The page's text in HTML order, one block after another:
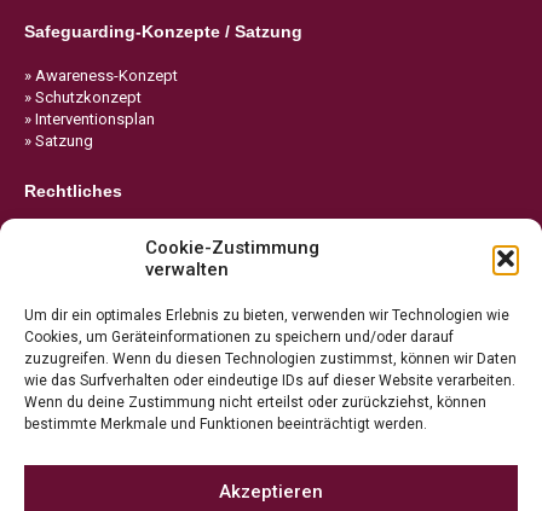
Cookie-Zustimmung
verwalten
Um dir ein optimales Erlebnis zu bieten, verwenden wir Technologien wie
Cookies, um Geräteinformationen zu speichern und/oder darauf
zuzugreifen. Wenn du diesen Technologien zustimmst, können wir Daten
wie das Surfverhalten oder eindeutige IDs auf dieser Website verarbeiten.
Wenn du deine Zustimmung nicht erteilst oder zurückziehst, können
bestimmte Merkmale und Funktionen beeinträchtigt werden.
Akzeptieren
Safeguarding-Konzepte / Satzung
» Awareness-Konzept
» Schutzkonzept
» Interventionsplan
» Satzung
Rechtliches
» Cookie-Richtlinie